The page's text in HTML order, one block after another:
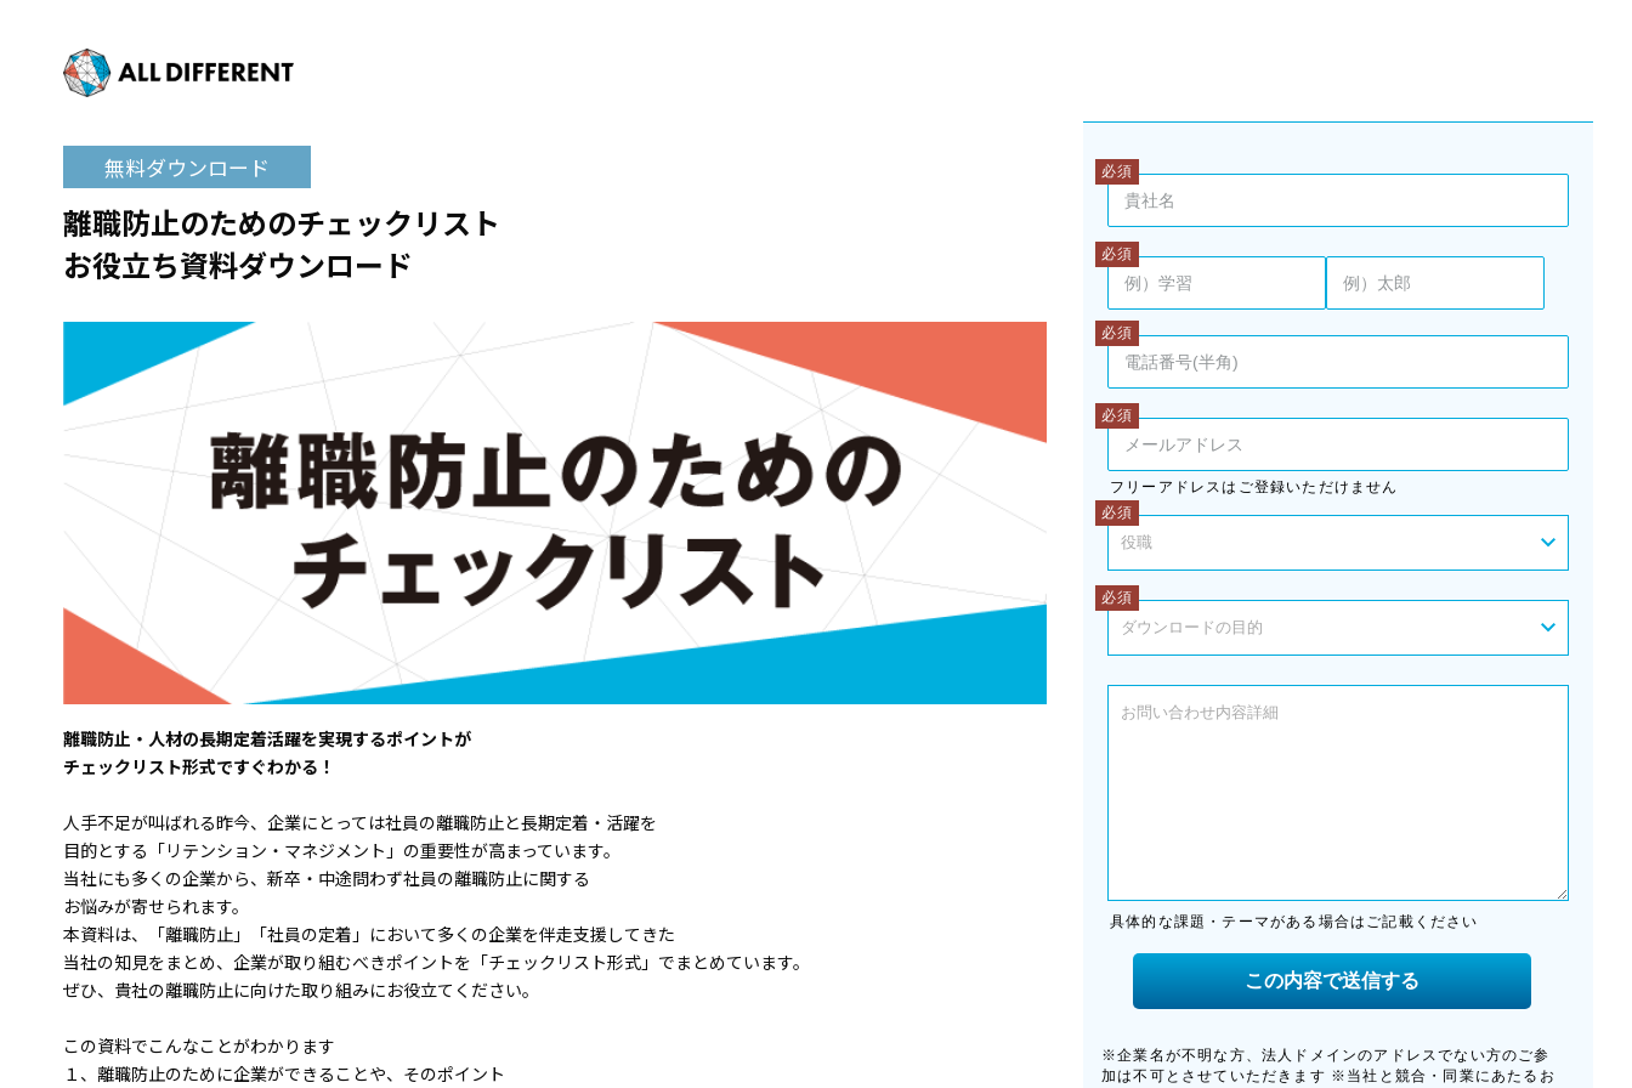
無料ダウンロード
離職防止のためのチェックリスト
お役立ち資料ダウンロード
離職防止・人材の長期定着活躍を実現するポイントが
チェックリスト形式ですぐわかる！
人手不足が叫ばれる昨今、企業にとっては社員の離職防止と長期定着・活躍を
目的とする「リテンション・マネジメント」の重要性が高まっています。
当社にも多くの企業から、新卒・中途問わず社員の離職防止に関する
お悩みが寄せられます。
本資料は、「離職防止」「社員の定着」において多くの企業を伴走支援してきた
当社の知見をまとめ、企業が取り組むべきポイントを「チェックリスト形式」でまとめています。
ぜひ、貴社の離職防止に向けた取り組みにお役立てください。
この資料でこんなことがわかります
１、離職防止のために企業ができることや、そのポイント